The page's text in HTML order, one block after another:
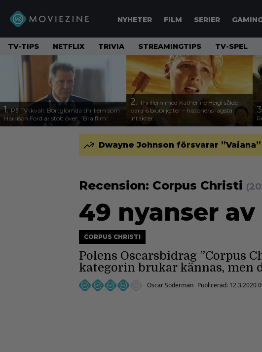
NYHETER FILM SERIER
TV-TIPS NETFLIX TRIVIA STREAMINGTIPS TV-SPEL
1. På TV ikväll: Bortglömda thrillern som
Harrison Ford är stolt över: ”Bra film”
2. Thrillern med Katherine Heigl sålde
bara 6 biobiljetter – historiens lägsta
intäkter
Dwayne Johnson försvarar
Recension: Corpus Christi
49 nyanser
CORPUS CHRISTI
Polens Oscarsbidrag ”Corpus
kategorin brukar kännas,
Oscar Soderman Publicerad: 12.3.2020